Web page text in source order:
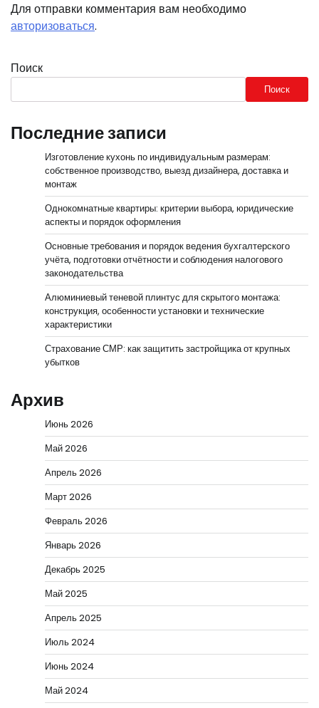
Для отправки комментария вам необходимо
авторизоваться.
Поиск
Поиск
Последние записи
Изготовление кухонь по индивидуальным размерам:
собственное производство, выезд дизайнера, доставка и
монтаж
Однокомнатные квартиры: критерии выбора, юридические
аспекты и порядок оформления
Основные требования и порядок ведения бухгалтерского
учёта, подготовки отчётности и соблюдения налогового
законодательства
Алюминиевый теневой плинтус для скрытого монтажа:
конструкция, особенности установки и технические
характеристики
Страхование СМР: как защитить застройщика от крупных
убытков
Архив
Июнь 2026
Май 2026
Апрель 2026
Март 2026
Февраль 2026
Январь 2026
Декабрь 2025
Май 2025
Апрель 2025
Июль 2024
Июнь 2024
Май 2024